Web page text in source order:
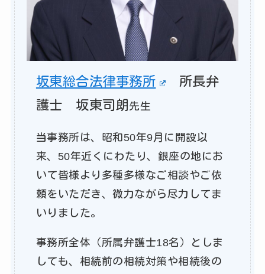
坂東総合法律事務所
所長弁
護士 坂東司朗 先生
当事務所は、昭和50年9月に開設以
来、50年近くにわたり、銀座の地にお
いて皆様より多種多様なご相談やご依
頼をいただき、微力ながら尽力してま
いりました。
事務所全体（所属弁護士18名）としま
しても、相続前の相続対策や相続後の